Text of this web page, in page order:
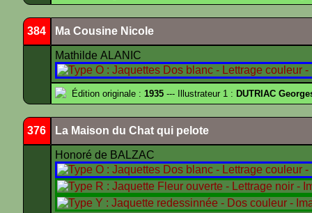
384 Ma Cousine Nicole
Mathilde ALANIC
Édition originale : 1935 --- Illustrateur 1 : DUTRIAC
376 La Maison du Chat qui pelote
Honoré de BALZAC